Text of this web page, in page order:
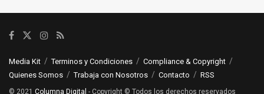
Media Kit Terminos y Condiciones
Compliance & Copyright
Quienes Somos
Trabaja con Nosotros Contacto RSS
© 2021 Columna Digital - Copyright © Todos los derechos reservados